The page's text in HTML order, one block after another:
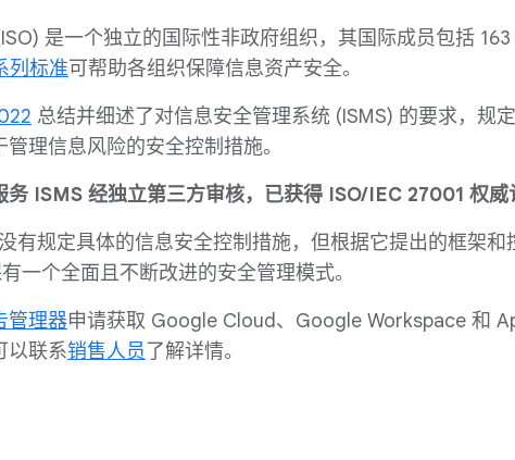
是一个独立的国际性非政府组织，其国际成员包括 163
列标准可帮助各组织保障信息资产安全。
总结并细述了对信息安全管理系统 (ISMS) 的要求，规
理信息风险的安全控制措施。
ISMS 经独立第三方审核，已获得 ISO/IEC 27001 权威
有规定具体的信息安全控制措施，但根据它提出的框架和
一个全面且不断改进的安全管理模式。
管理器申请获取 Google Cloud、Google Workspace 和
以联系销售人员了解详情。